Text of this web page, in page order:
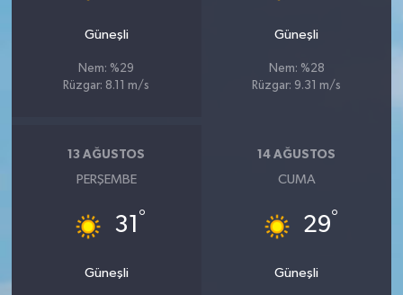
Güneşli
Nem: %29
Rüzgar: 8.11 m/s
Güneşli
Nem: %28
Rüzgar: 9.31 m/s
13 AĞUSTOS
PERŞEMBE
31 °
Güneşli
14 AĞUSTOS
CUMA
29°
Güneşli